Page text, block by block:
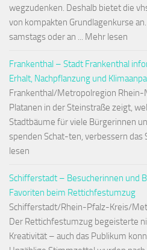
wegzudenken. Deshalb bietet die
von kompakten Grundlagenkurse
samstags oder an ... Mehr lesen
Frankenthal – Stadt Frankenthal
Erhalt, Nachpflanzung und
Frankenthal/Metropolregion Rhein-
Platanen in der Steinstraße zeigt,
Stadtbäume für viele Bürgerinnen
spenden Schat-ten, verbessern das
lesen
Schifferstadt – Besucherinnen und
Favoriten beim Rettichfestumzug
Schifferstadt/Rhein-Pfalz-Kreis/
Der Rettichfestumzug begeisterte
Kreativität – auch das Publikum